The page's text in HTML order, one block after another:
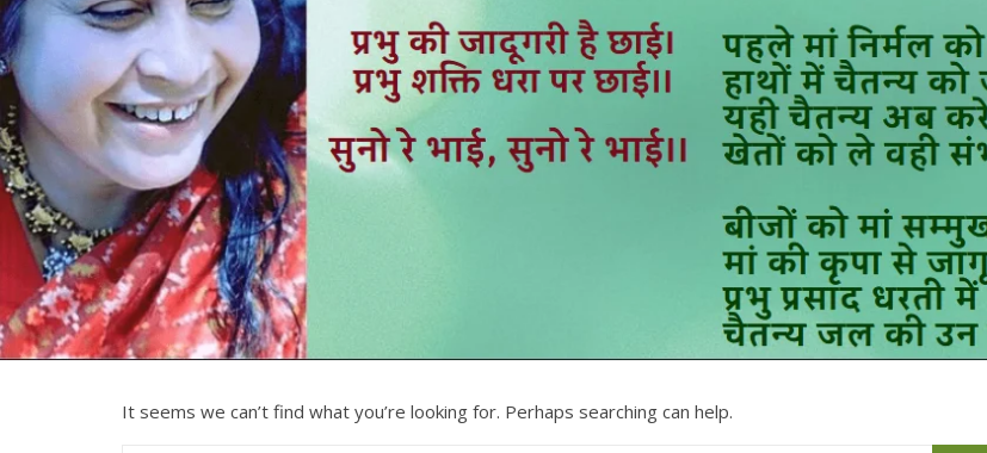
It seems we can’t find what you’re looking for. Perhaps searching can help.